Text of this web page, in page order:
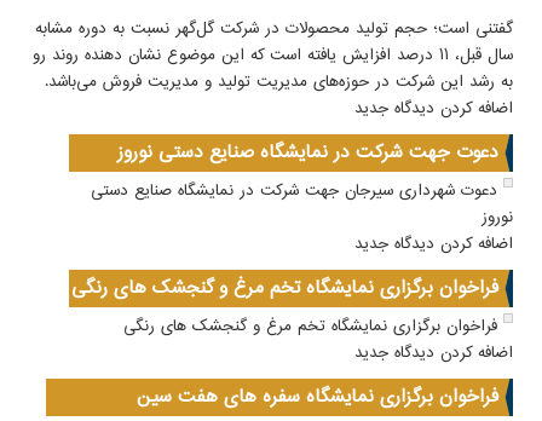
گفتنی است‌؛ حجم تولید محصولات در شرکت گل‌گهر نسبت به دوره مشابه
سال قبل، ۱۱ درصد افزایش یافته است که این موضوع نشان دهنده روند رو
به رشد این شرکت در حوزه‌های مدیریت تولید و مدیریت فروش می‌باشد.
اضافه کردن دیدگاه جدید
دعوت جهت شرکت در نمایشگاه صنایع دستی نوروز
دعوت شهرداری سیرجان جهت شرکت در نمایشگاه صنایع دستی
نوروز
اضافه کردن دیدگاه جدید
فراخوان برگزاری نمایشگاه تخم مرغ و گنجشک های رنگی
فراخوان برگزاری نمایشگاه تخم مرغ و گنجشک های رنگی
اضافه کردن دیدگاه جدید
فراخوان برگزاری نمایشگاه سفره های هفت سین